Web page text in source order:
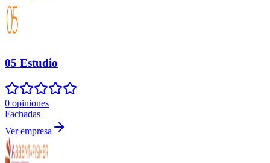
05 Estudio
0 opiniones
Fachadas
Ver empresa